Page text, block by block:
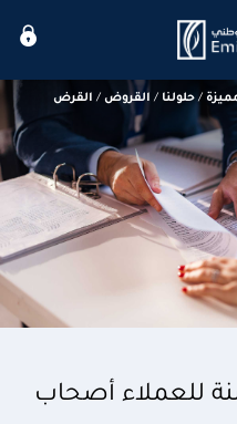
/حلولنا / القروض / القرض
للعملاء أصحاب